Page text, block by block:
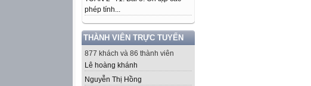
phép tính...
THÀNH VIÊN TRỰC TUYẾN
877 khách và 86 thành viên
Lê hoàng khánh
Nguyễn Thị Hồng